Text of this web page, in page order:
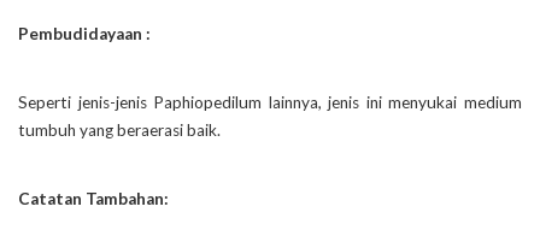
Pembudidayaan :
Seperti jenis-jenis Paphiopedilum lainnya, jenis ini menyukai medium
tumbuh yang beraerasi baik.
Catatan Tambahan: